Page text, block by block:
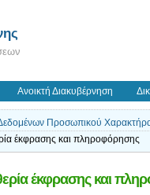
Ανοικτή Διακυβέρνηση
Προσωπικού
έκφρασης και πληροφόρησης
έκφρασης και